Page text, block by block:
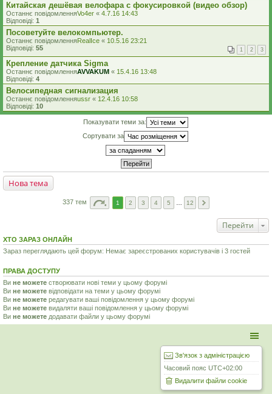
Китайская дешёвая велофара с фокусировкой (видео обзор)
Останнє повідомленняVo4er « 4.7.16 14:43
Відповіді: 1
Посоветуйте велокомпьютер.
Останнє повідомленняRealIce « 10.5.16 23:21
Відповіді: 55 1 2 3
Крепление датчика Sigma
Останнє повідомленняAVVAKUM « 15.4.16 13:48
Відповіді: 4
Велосипедная сигнализация
Останнє повідомленняussr « 12.4.16 10:58
Відповіді: 10
Показувати теми за:
Сортувати за
Нова тема
337 тем 1 2 3 4 5 12
Перейти
ХТО ЗАРАЗ ОНЛАЙН
Зараз переглядають цей форум: Немає зареєстрованих користувачів і 3 гостей
ПРАВА ДОСТУПУ
Ви не можете створювати нові теми у цьому форумі
Ви не можете відповідати на теми у цьому форумі
Ви не можете редагувати ваші повідомлення у цьому форумі
Ви не можете видаляти ваші повідомлення у цьому форумі
Ви не можете додавати файли у цьому форумі
Зв'язок з адміністрацією
Часовий пояс UTC+02:00
Видалити файли cookie